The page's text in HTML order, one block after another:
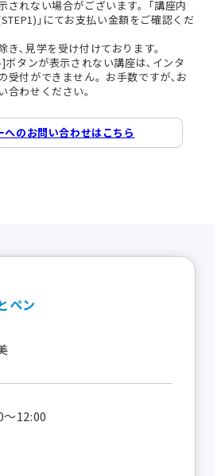
されない場合がございます。｢講座内
｣にてお支払い金額をご確認くだ
き､見学を受け付けております。
ボタンが表示されない講座は､インタ
受付ができません。お手数ですが､お
合わせください。
へのお問い合わせはこちら
ペン
12:00